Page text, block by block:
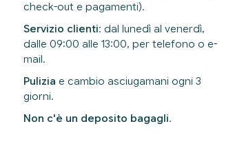
check-out e pagamenti).
Servizio clienti: dal lunedì al venerdì,
dalle 09:00 alle 13:00, per telefono o e-
mail.
Pulizia e cambio asciugamani ogni 3
giorni.
Non c'è un deposito bagagli.